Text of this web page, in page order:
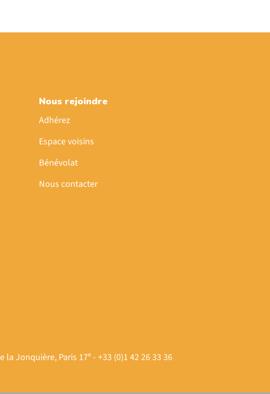
Nous rejoindre
Adhérez
Espace voisins
Bénévolat
Nous contacter
Jonquière, Paris 17ᵉ - ‭+33 (0)1 42 26 33 36‬